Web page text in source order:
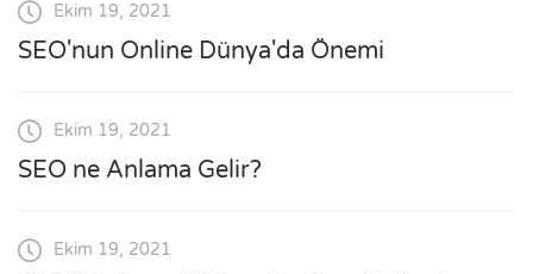
Ekim 19, 2021
SEO'nun Online Dünya'da Önemi
Ekim 19, 2021
SEO ne Anlama Gelir?
Ekim 19, 2021